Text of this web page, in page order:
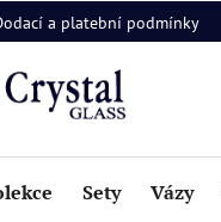
a platební podmínky
Sety Vázy